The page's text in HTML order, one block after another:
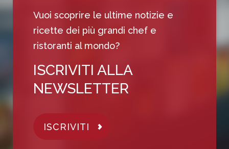
Vuoi scoprire le ultime notizie e
ricette dei più grandi chef e
ristoranti al mondo?
ISCRIVITI ALLA
NEWSLETTER
ISCRIVITI